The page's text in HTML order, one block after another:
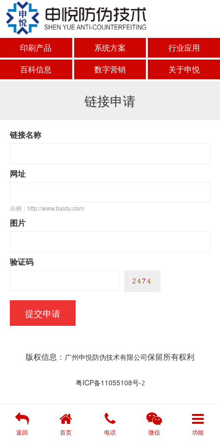
印刷产品 系统方案
行业应用
百科信息
数字营销 关于申悦
链接申请
链接名称
网址
示例：http://www.baidu.com
图片
验证码
版权信息： 广州申悦防伪技术有限公司保留所有权利
粤ICP备11055108号-2
返回 首页 电话 微信 功能